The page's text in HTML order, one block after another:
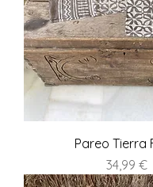
Pareo Tierra
Precio
34,99 €